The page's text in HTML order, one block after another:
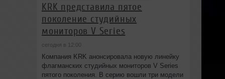
KRK представила пятое
поколение студийных
мониторов V Series
сегодня в 12:00
Компания KRK анонсировала новую линейку
флагманских студийных мониторов V Series
пятого поколения. В серию вошли три модели